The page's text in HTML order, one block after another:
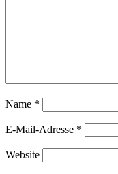
Name *
E-Mail-Adresse *
Website